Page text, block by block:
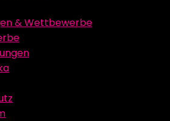
& Wettbewerbe